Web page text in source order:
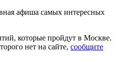
афиша самых интересных
которые пройдут в Москве.
нет на сайте, сообщите